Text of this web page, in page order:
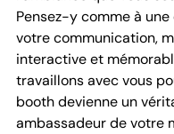
Pensez-y comme à
votre communication,
interactive et
travaillons avec vous
booth devienne un
ambassadeur de votre